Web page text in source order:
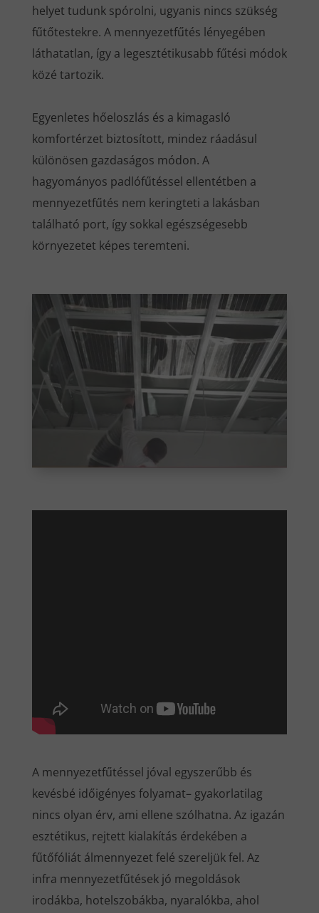
helyet tudunk spórolni, ugyanis nincs szükség
fűtőtestekre. A mennyezetfűtés lényegében
láthatatlan, így a legesztétikusabb fűtési módok
közé tartozik.
Egyenletes hőeloszlás és a kimagasló
komfortérzet biztosított, mindez ráadásul
különösen gazdaságos módon. A
hagyományos padlófűtéssel ellentétben a
mennyezetfűtés nem keringteti a lakásban
található port, így sokkal egészségesebb
környezetet képes teremteni.
A mennyezetfűtéssel jóval egyszerűbb és
kevésbé időigényes folyamat– gyakorlatilag
nincs olyan érv, ami ellene szólhatna. Az igazán
esztétikus, rejtett kialakítás érdekében a
fűtőfóliát álmennyezet felé szereljük fel. Az
infra mennyezetfűtések jó megoldások
irodákba, hotelszobákba, nyaralókba, ahol